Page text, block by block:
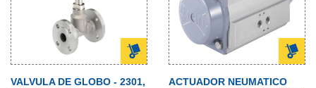
VALVULA DE GLOBO - 2301,
ACTUADOR NEUMATICO